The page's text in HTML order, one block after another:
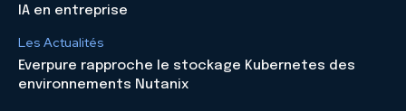
IA en entreprise
Les Actualités
Everpure rapproche le stockage Kubernetes des
environnements Nutanix